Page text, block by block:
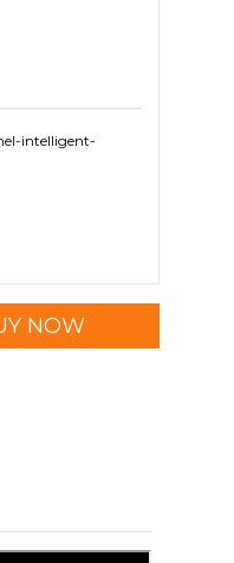
intelligent-
NOW